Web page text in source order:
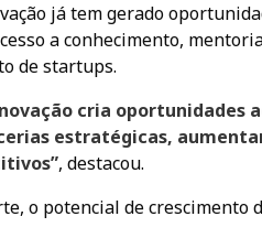
já tem gerado
a conhecimento,
de startups.
cria
estratégicas,
, destacou.
o potencial de crescimento